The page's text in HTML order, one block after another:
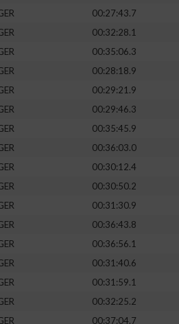
00:27:43.7
00:32:28.1
00:35:06.3
00:28:18.9
00:29:21.9
00:29:46.3
00:35:45.9
00:36:03.0
00:30:12.4
00:30:50.2
00:31:30.9
00:36:43.8
00:36:56.1
00:31:40.6
00:31:59.1
00:32:25.2
00:37:04.7